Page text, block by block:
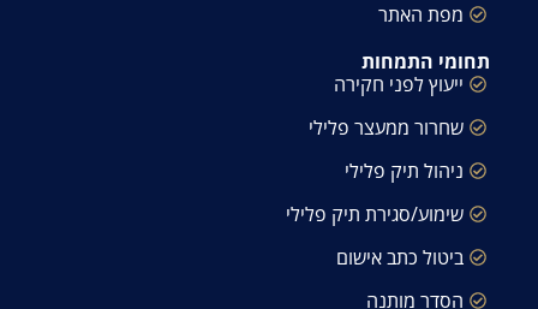
מפת האתר
תחומי התמחות
ייעוץ לפני חקירה
שחרור ממעצר פלילי
ניהול תיק פלילי
שימוע/סגירת תיק פלילי
ביטול כתב אישום
הסדר מותנה